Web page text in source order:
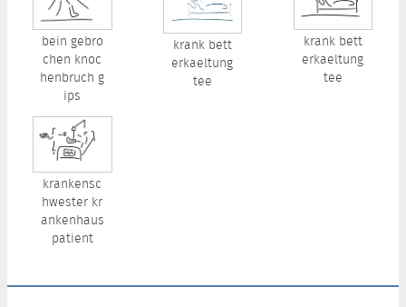
bein gebro
chen knoc
henbruch g
ips
krank bett
erkaeltung
tee
krank bett
erkaeltung
tee
krankensc
hwester kr
ankenhaus
patient